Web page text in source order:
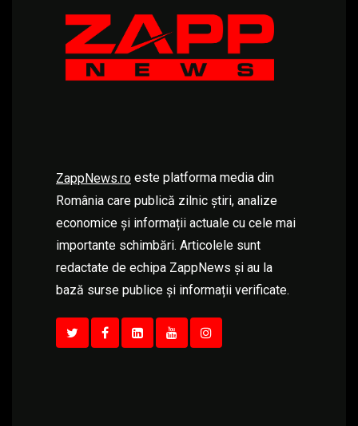
ZappNews.ro este platforma media din
România care publică zilnic știri, analize
economice și informații actuale cu cele mai
importante schimbări. Articolele sunt
redactate de echipa ZappNews și au la
bază surse publice și informații verificate.